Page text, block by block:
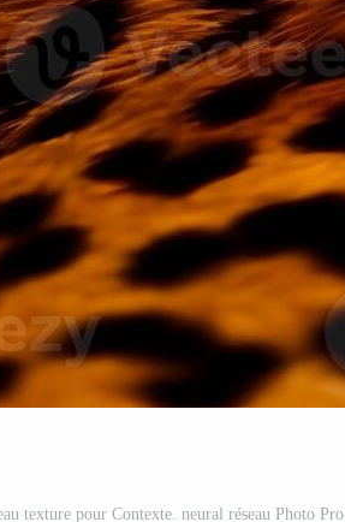
texture pour Contexte. neural réseau Photo Pro